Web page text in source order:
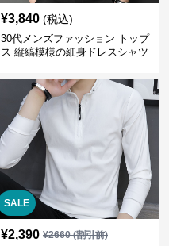
¥3,840 (税込)
30代メンズファッション トップ
ス 縦縞模様の細身ドレスシャツ
SALE
¥2,390 ¥2660(割引前)